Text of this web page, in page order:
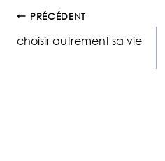
Navigation
PRÉCÉDENT
choisir autrement sa vie